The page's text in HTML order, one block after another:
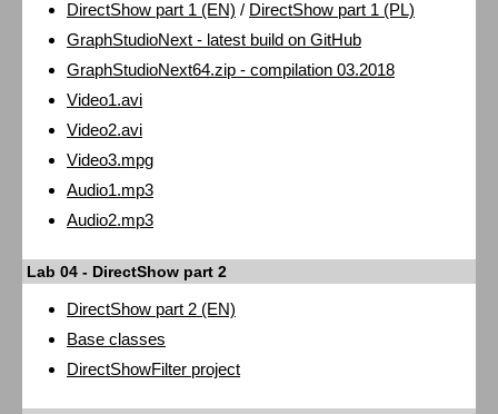
DirectShow part 1 (EN) / DirectShow part 1 (PL)
GraphStudioNext - latest build on GitHub
GraphStudioNext64.zip - compilation 03.2018
Video1.avi
Video2.avi
Video3.mpg
Audio1.mp3
Audio2.mp3
Lab 04 - DirectShow part 2
DirectShow part 2 (EN)
Base classes
DirectShowFilter project